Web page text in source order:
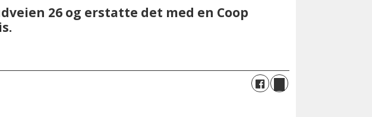
26 og erstatte det med en Coop